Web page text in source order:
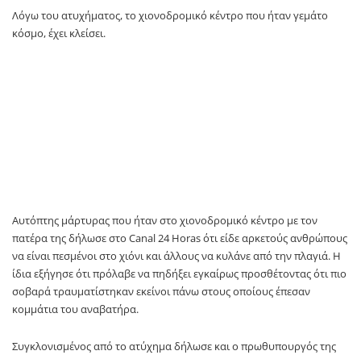
Λόγω του ατυχήματος, το χιονοδρομικό κέντρο που ήταν γεμάτο
κόσμο, έχει κλείσει.
Αυτόπτης μάρτυρας που ήταν στο χιονοδρομικό κέντρο με τον
πατέρα της δήλωσε στο Canal 24 Horas ότι είδε αρκετούς ανθρώπους
να είναι πεσμένοι στο χιόνι και άλλους να κυλάνε από την πλαγιά. Η
ίδια εξήγησε ότι πρόλαβε να πηδήξει εγκαίρως προσθέτοντας ότι πιο
σοβαρά τραυματίστηκαν εκείνοι πάνω στους οποίους έπεσαν
κομμάτια του αναβατήρα.
Συγκλονισμένος από το ατύχημα δήλωσε και ο πρωθυπουργός της